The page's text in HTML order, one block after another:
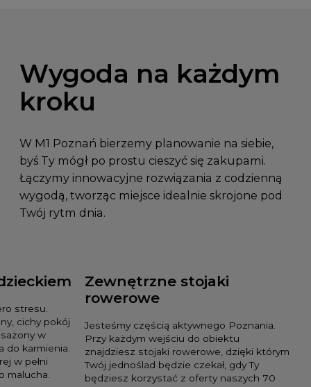
Wygoda na każdym
kroku
W M1 Poznań bierzemy planowanie na siebie,
byś Ty mógł po prostu cieszyć się zakupami.
Łączymy innowacyjne rozwiązania z codzienną
wygodą, tworząc miejsce idealnie skrojone pod
Twój rytm dnia.
stresu.
cichy pokój
w
do karmienia.
w pełni
malucha.
Zewnętrzne stojaki
rowerowe
Jesteśmy częścią aktywnego Poznania.
Przy każdym wejściu do obiektu
znajdziesz stojaki rowerowe, dzięki którym
Twój jednoślad będzie czekał, gdy Ty
będziesz korzystać z oferty naszych 70